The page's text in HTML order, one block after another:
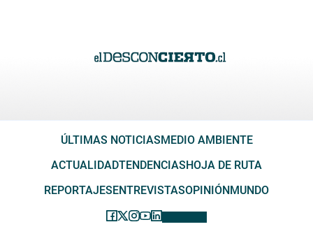
ÚLTIMAS NOTICIASMEDIO AMBIENTE
ACTUALIDADTENDENCIASHOJA DE RUTA
REPORTAJESENTREVISTASOPINIÓNMUNDO